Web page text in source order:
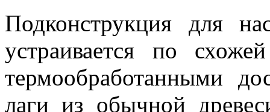
Подконструкция для
устраивается по
термообработанными
лаги из обычной